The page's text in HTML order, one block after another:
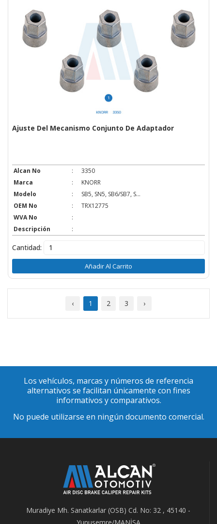
Ajuste Del Mecanismo Conjunto De Adaptador
Alcan No :
3350
Marca
:
KNORR
Modelo
:
SB5, SN5, SB6/SB7, S...
OEM No
:
TRX12775
WVA No
:
Descripción
:
Cantidad:
Añadir Al Carrito
‹ 1 2 3 ›
Los vehículos, marcas y números de referencia
alternativos se facilitan únicamente con fines
informativos y comparativos.
No puede utilizarse en ningún documento comercial.
Muradiye Mh. Sanatkarlar (OSB) Cd. No: 32 , 45140 -